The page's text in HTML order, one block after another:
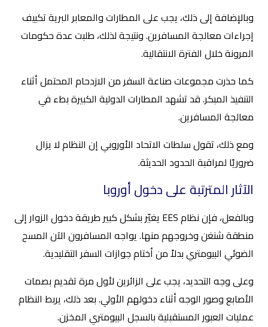
وبالإضافة إلى ذلك، يجب على المطارات والمعابر البرية تكييف
إجراءات معالجة المسافرين. ونتيجة لذلك، طلبت عدة حكومات
المرونة خلال الفترة الانتقالية.
كما حذرت مجموعات صناعة السفر من الازدحام المحتمل أثناء
التنفيذ المبكر. قد تشهد المطارات الدولية الكبيرة بطء في
معالجة المسافرين.
ومع ذلك، تقول سلطات الاتحاد الأوروبي إن النظام لا يزال
ضروريًا لمراقبة الحدود الحديثة.
الآثار المترتبة على دخول أوروبا
وبالفعل، فإن نظام EES يغيّر بشكل كبير طريقة دخول الزوار إلى
منطقة شنغن وخروجهم منها. يواجه المسافرون الآن المسح
الضوئي البيومتري بدلاً من أختام جوازات السفر التقليدية.
وعلى وجه التحديد، يجب على الزائرين لأول مرة تقديم بصمات
الأصابع وصور الوجه أثناء دخولهم الأولي. بعد ذلك، يربط النظام
عمليات العبور المستقبلية بالسجل البيومتري المخزن.